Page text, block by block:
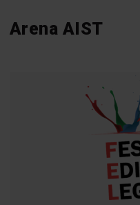
Arena AIST